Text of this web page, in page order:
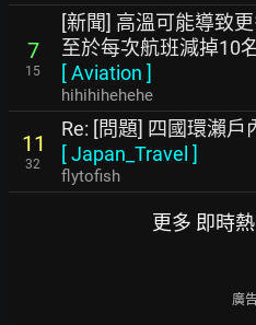
7
15
[新聞] 高溫可能導致
至於每次航班減掉10
[Aviation ]
hihihihehehe
11
32
Re: [問題] 四國環瀨戶
[Japan_Travel ]
flytofish
更多 即時
廣